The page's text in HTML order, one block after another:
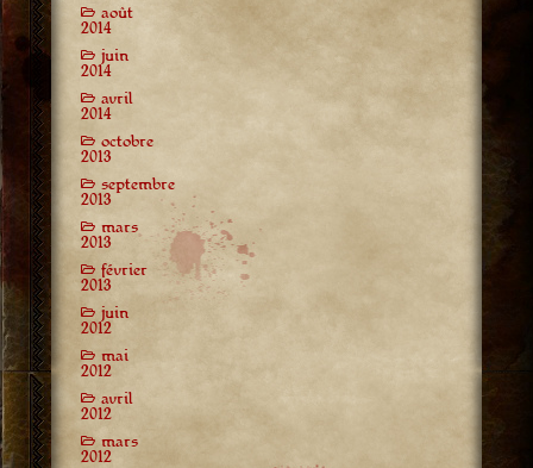
août
2014
juin
2014
avril
2014
octobre
2013
septembre
2013
mars
2013
février
2013
juin
2012
mai
2012
avril
2012
mars
2012